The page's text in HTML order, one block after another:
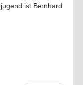
ist Bernhard